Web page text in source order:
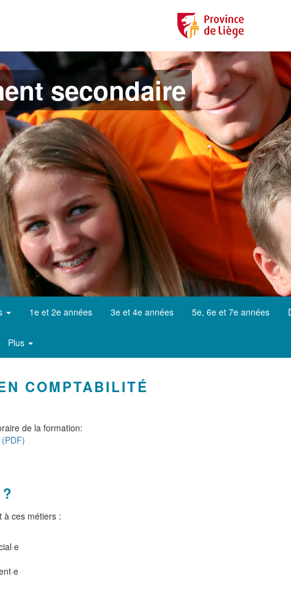
secondaire
1e et 2e années 3e et 4e années 5e, 6e et 7e années
Plus
COMPTABILITÉ
de la formation:
à ces métiers :